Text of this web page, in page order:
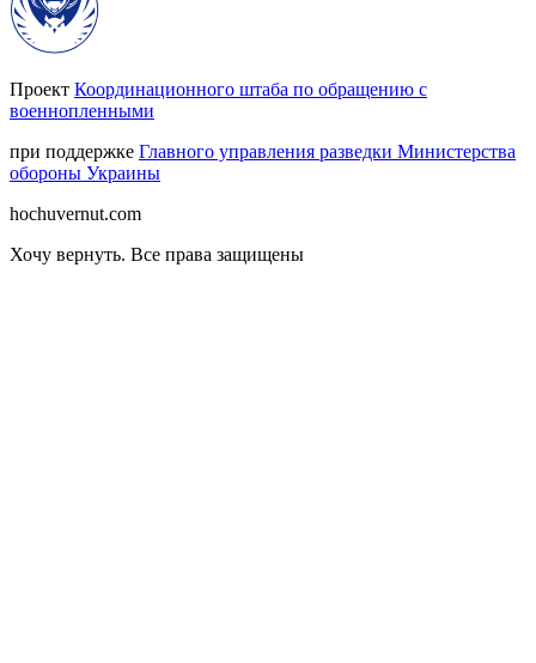
Проект Координационного штаба по обращению с
военнопленными
при поддержке Главного управления разведки Министерства
обороны Украины
hochuvernut.com
Хочу вернуть. Все права защищены